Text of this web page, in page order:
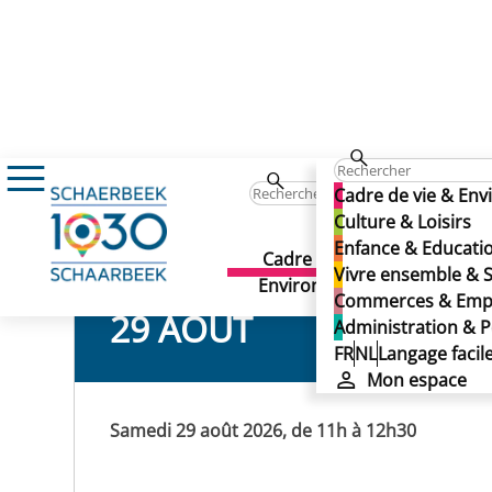
Cadre de vie &
Culture & Loisirs
Enfance &
Vivre ensemble &
Commerces &
Administration &
FRNLLangage
Mon espace
Cadre de vie &
Environnement
Culture
ESTIVALES : Rondleiding in
ESTIVALES :
ESTIVALES :
29 AOÛT
Samedi 29 août 2026, de 11h à 12h30